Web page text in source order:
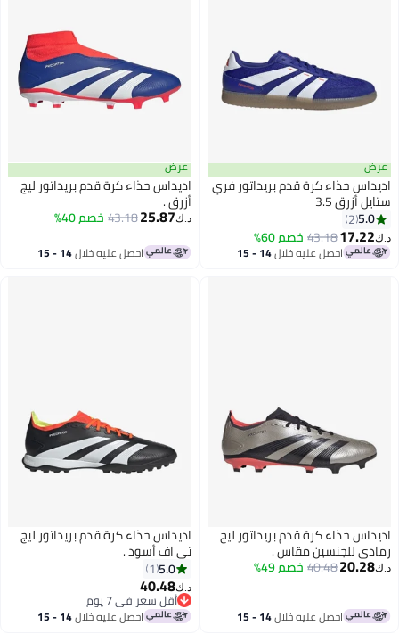
حذاء كرة قدم بريداتور فري
أزرق 3.5
5.0
2
17.22
43.18خصم 60%
احصل عليه خلال 14 - 15
اغسطس
عرض
اديداس حذاء كرة قدم بريداتور ليج
أزرق .
25.87
43.18خصم 40%
احصل عليه خلال 14 - 15
اغسطس
حذاء كرة قدم بريداتور ليج
للجنسين مقاس .
20.28
40.48خصم 49%
احصل عليه خلال 14 - 15
اديداس حذاء كرة قدم بريداتور ليج
تي اف أسود .
5.0
1
40.48
أقل سعر في 7 يوم
أقل سعر في 7 يوم
احصل عليه خلال 14 - 15